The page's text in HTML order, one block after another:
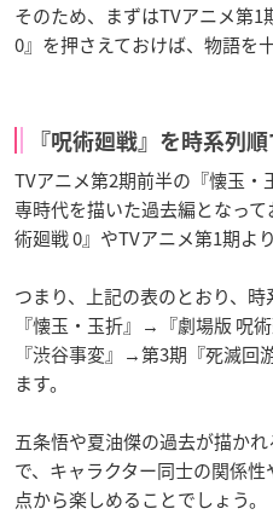
そのため、まずはTVアニメ第
0』を押さえておけば、物語を
『呪術廻戦』を時系列
TVアニメ第2期前半の『懐玉
専時代を描いた過去編となっ
術廻戦 0』やTVアニメ第1期よ
つまり、上記の表のとおり、
『懐玉・玉折』→『劇場版 呪
『渋谷事変』→第3期『死滅回
ます。
五条悟や夏油傑の過去が描か
で、キャラクター同士の関係
点から楽しめることでしょう。